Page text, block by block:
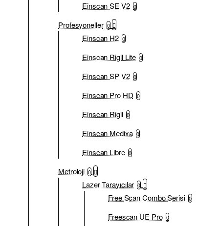
Einscan SE V2 0
Profesyoneller 0
Einscan H2 0
Einscan Rigil Lite 0
Einscan SP V2 0
Einscan Pro HD 0
Einscan Rigil 0
Einscan Medixa 0
Einscan Libre 0
Metroloji 0
Lazer Tarayıcılar 0
Free Scan Combo Serisi 0
Freescan UE Pro 0